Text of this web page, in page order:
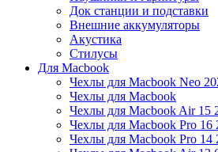
Док станции и подставки
Внешние аккумуляторы
Акустика
Стилусы
Для Macbook
Чехлы для Macbook Neo
Чехлы для Macbook
Чехлы для Macbook Air 15
Чехлы для Macbook Pro 16
Чехлы для Macbook Pro 14